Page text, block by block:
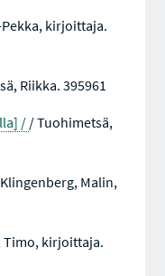
kirjoittaja.
Riikka. 395961
// Tuohimetsä,
Malin,
Timo, kirjoittaja.